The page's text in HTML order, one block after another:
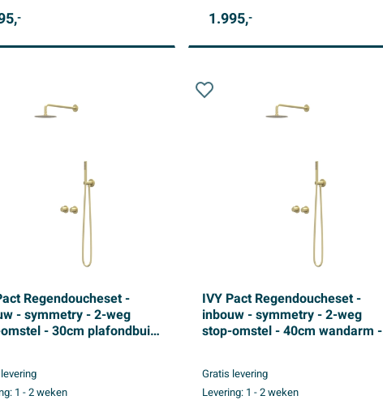
- 1.995,-
Regendoucheset -
- symmetry - 2-weg
- 30cm plafondbuis
- staafmodel
- Geborsteld mat
1 - 2 weken
IVY Pact Regendoucheset -
inbouw - symmetry - 2-weg
stop-omstel - 40cm wandarm -
doucheslang - 3-standen
handdouche - Geborsteld mat
Gratis levering
Levering: 1 - 2 weken